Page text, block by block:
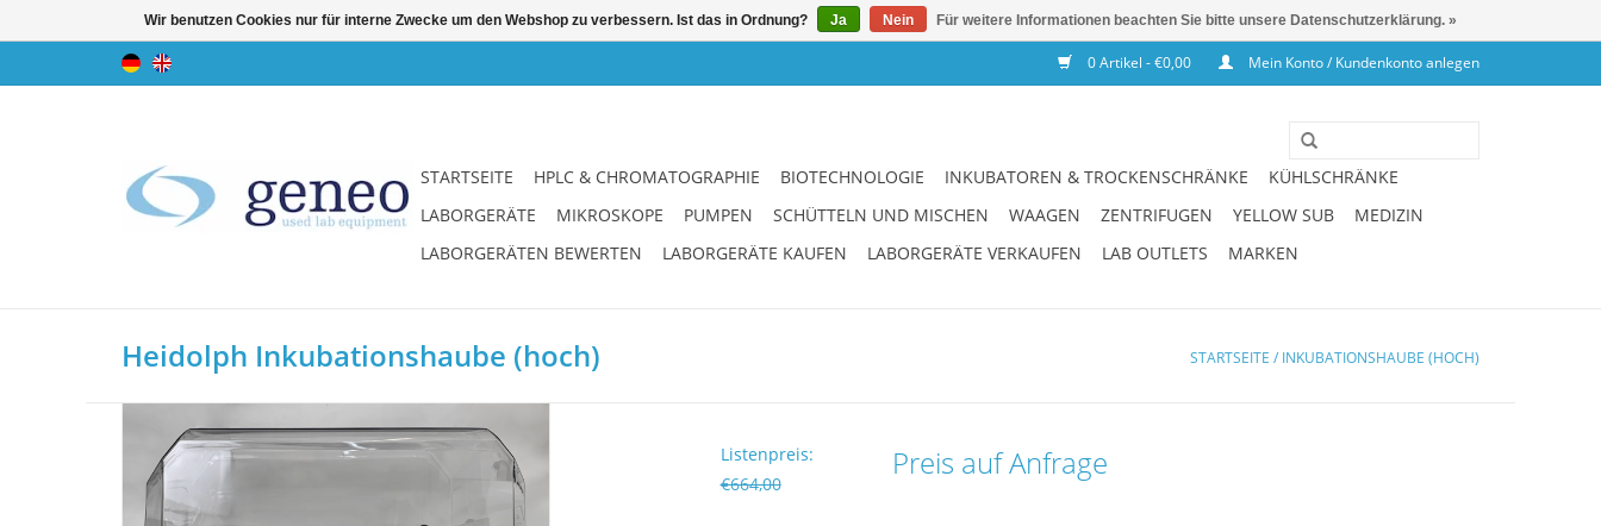
0 Artikel - €0,00 Mein Konto / Kundenkonto anlegen
STARTSEITE HPLC & CHROMATOGRAPHIE BIOTECHNOLOGIE INKUBATOREN & TROCKENSCHRÄNKE
KÜHLSCHRÄNKE
LABORGERÄTE
MIKROSKOPE PUMPEN SCHÜTTELN UND MISCHEN WAAGEN ZENTRIFUGEN YELLOW SUB
MEDIZIN
LABORGERÄTEN BEWERTEN
LABORGERÄTE KAUFEN LABORGERÄTE VERKAUFEN LAB OUTLETS MARKEN
Heidolph Inkubationshaube (hoch) STARTSEITE / INKUBATIONSHAUBE (HOCH)
Listenpreis:
€664,00
Preis auf Anfrage
Wir benutzen Cookies nur für interne Zwecke um den Webshop zu verbessern. Ist das in Ordnung? Ja Nein Für weitere Informationen beachten Sie bitte unsere Datenschutzerklärung. »